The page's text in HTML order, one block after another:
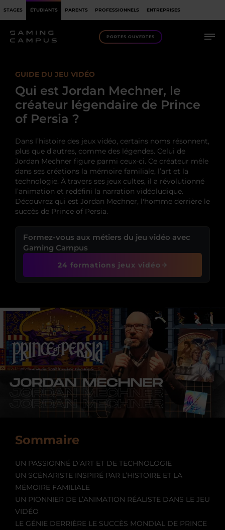
STAGES ÉTUDIANTS PARENTS PROFESSIONNELS ENTREPRISES
PORTES OUVERTES
GUIDE DU JEU VIDÉO
Qui est Jordan Mechner, le
créateur légendaire de Prince
of Persia ?
Dans l’histoire des jeux vidéo, certains noms résonnent,
plus que d’autres, comme des légendes. Celui de
Jordan Mechner figure parmi ceux-ci. Ce créateur mêle
dans ses créations la mémoire familiale, l’art et la
technologie. À travers ses jeux cultes, il a révolutionné
l’animation et redéfini la narration vidéoludique.
Découvrez qui est Jordan Mechner, l'homme derrière le
succès de Prince of Persia.
Formez-vous aux métiers du jeu vidéo avec
Gaming Campus
24 formations jeux vidéo
Sommaire
UN PASSIONNÉ D’ART ET DE TECHNOLOGIE
UN SCÉNARISTE INSPIRÉ PAR L’HISTOIRE ET LA
MÉMOIRE FAMILIALE
UN PIONNIER DE L’ANIMATION RÉALISTE DANS LE JEU
VIDÉO
LE GÉNIE DERRIÈRE LE SUCCÈS MONDIAL DE PRINCE